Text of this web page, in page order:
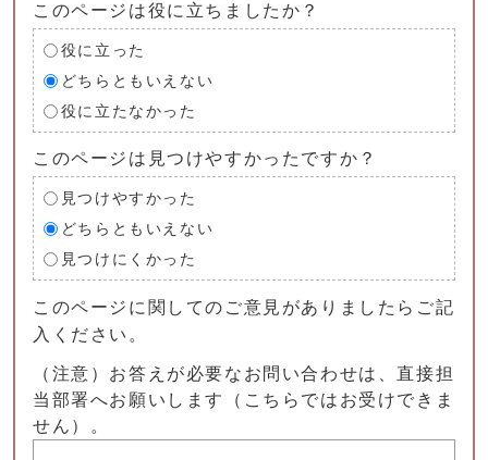
このページは役に立ちましたか？
役に立った
どちらともいえない
役に立たなかった
このページは見つけやすかったですか？
見つけやすかった
どちらともいえない
見つけにくかった
このページに関してのご意見がありましたらご記
入ください。
（注意）お答えが必要なお問い合わせは、直接担
当部署へお願いします（こちらではお受けできま
せん）。